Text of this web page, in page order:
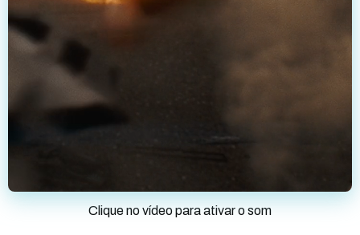
Clique no vídeo para ativar o som